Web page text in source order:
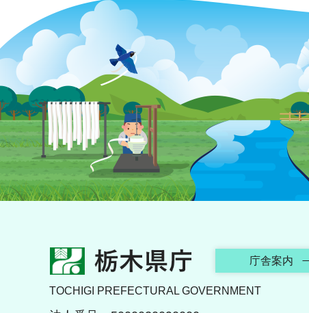
栃木県庁 庁舎案内
TOCHIGI PREFECTURAL GOVERNMENT